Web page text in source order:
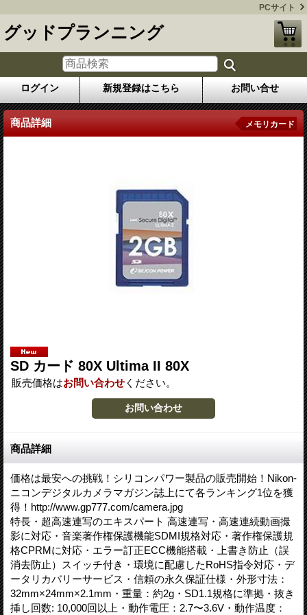
PCサイト
グッドプランニング
ログイン 新規登録はこちら お問い合せ
商品詳細 メモリカード
SD カード 80X Ultima II 80X
販売価格はお問い合わせ ください。
商品詳細
価格は最安への挑戦！シリコンパワー製品の販売開始！Nikon-
ニコンデジタルカメラマガジン誌上にて各ランキング1位を獲
得！http://www.gp777.com/camera.jpg
特長・超高速連写のエキスパート 高速連写・高速連続動画撮
影に対応・音楽著作権保護機能SDMI規格対応・著作権保護規
格CPRMに対応・エラー訂正ECC機能搭載・上書き防止（誤
消去防止）スイッチ付き・環境に配慮したRoHS指令対応・デ
ータリカバリーサービス・信頼の永久保証仕様・外形寸法：
32mm×24mm×2.1mm・重量：約2g・SD1.1規格に準拠・抜き
挿し回数: 10,000回以上・動作電圧：2.7〜3.6V・動作温度：